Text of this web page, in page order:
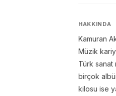
HAKKINDA
Kamuran
Müzik
Türk
birçok
kilosu ise